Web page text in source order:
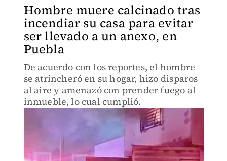
Hombre muere calcinado tras
incendiar su casa para evitar
ser llevado a un anexo, en
Puebla
De acuerdo con los reportes, el hombre
se atrincheró en su hogar, hizo disparos
al aire y amenazó con prender fuego al
inmueble, lo cual cumplió.